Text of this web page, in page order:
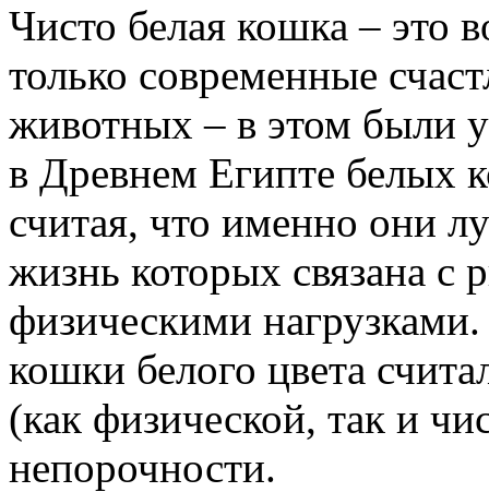
Чисто белая кошка – это
только современные
животных – в этом были
в Древнем Египте белых
считая, что именно они
жизнь которых связана с
физическими
кошки белого цвета
(как физической, так и
непорочности.